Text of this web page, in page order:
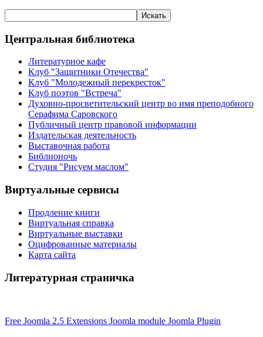
Центральная библиотека
Литературное кафе
Клуб "Защитники Отечества"
Клуб "Молодежный перекресток"
Клуб поэтов "Встреча"
Духовно-просветительский центр во имя преподобного
Серафима Саровского
Публичный центр правовой информации
Издательская деятельность
Выставочная работа
Библионочь
Студия "Рисуем маслом"
Виртуальные сервисы
Продление книги
Виртуальная справка
Виртуальные выставки
Оцифрованные материалы
Карта сайта
Литературная страничка
Free Joomla 2.5 Extensions Joomla module Joomla Plugin